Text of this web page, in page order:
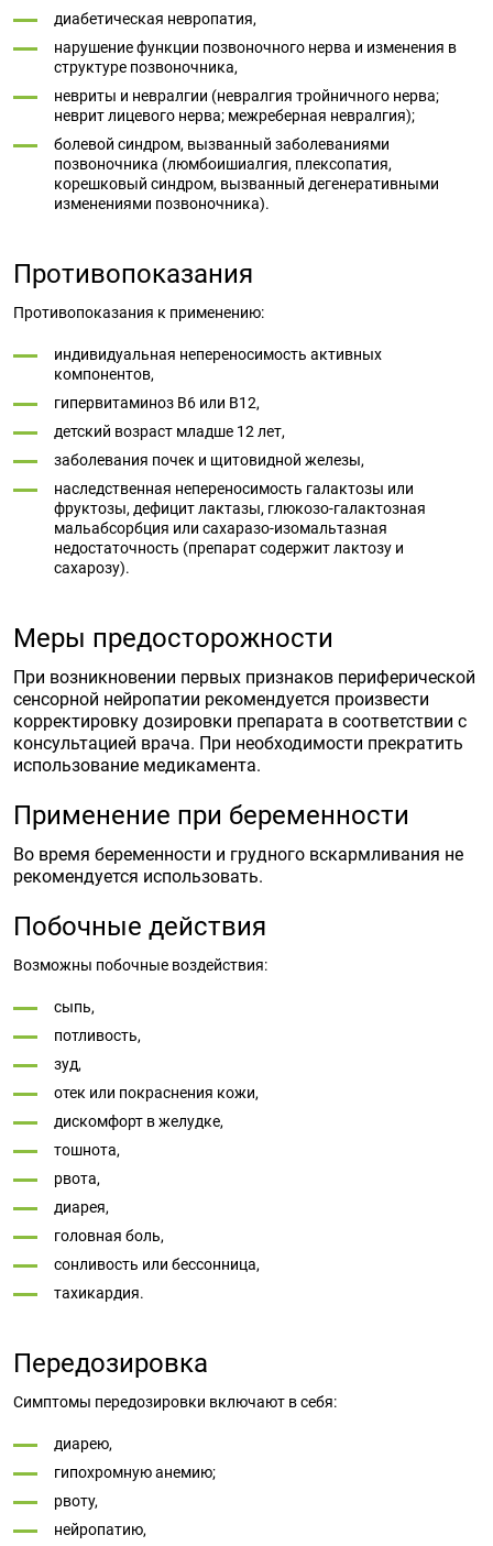
диабетическая невропатия,
нарушение функции позвоночного нерва и изменения в
структуре позвоночника,
невриты и невралгии (невралгия тройничного нерва;
неврит лицевого нерва; межреберная невралгия);
болевой синдром, вызванный заболеваниями
позвоночника (люмбоишиалгия, плексопатия,
корешковый синдром, вызванный дегенеративными
изменениями позвоночника).
Противопоказания
Противопоказания к применению:
индивидуальная непереносимость активных
компонентов,
гипервитаминоз B6 или B12,
детский возраст младше 12 лет,
заболевания почек и щитовидной железы,
наследственная непереносимость галактозы или
фруктозы, дефицит лактазы, глюкозо-галактозная
мальабсорбция или сахаразо-изомальтазная
недостаточность (препарат содержит лактозу и
сахарозу).
Меры предосторожности
При возникновении первых признаков периферической
сенсорной нейропатии рекомендуется произвести
корректировку дозировки препарата в соответствии с
консультацией врача. При необходимости прекратить
использование медикамента.
Применение при беременности
Во время беременности и грудного вскармливания не
рекомендуется использовать.
Побочные действия
Возможны побочные воздействия:
сыпь,
потливость,
зуд,
отек или покраснения кожи,
дискомфорт в желудке,
тошнота,
рвота,
диарея,
головная боль,
сонливость или бессонница,
тахикардия.
Передозировка
Симптомы передозировки включают в себя:
диарею,
гипохромную анемию;
рвоту,
нейропатию,